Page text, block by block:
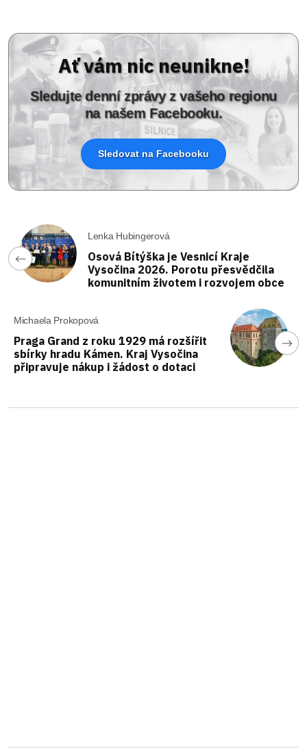
Ať vám nic neunikne!
Sledujte denní zprávy z vašeho regionu
na našem Facebooku.
Sledovat na Facebooku
Lenka Hubingerová
Osová Bítýška je Vesnicí Kraje
Vysočina 2026. Porotu přesvědčila
komunitním životem i rozvojem obce
Michaela Prokopová
Praga Grand z roku 1929 má rozšířit
sbírky hradu Kámen. Kraj Vysočina
připravuje nákup i žádost o dotaci